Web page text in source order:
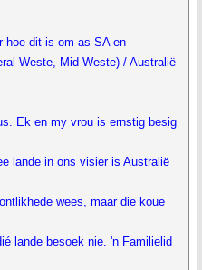
hoe dit is om as SA en
Weste, Mid-Weste) / Australië
Ek en my vrou is ernstig besig
lande in ons visier is Australië
wees, maar die koue
lande besoek nie. 'n Familielid